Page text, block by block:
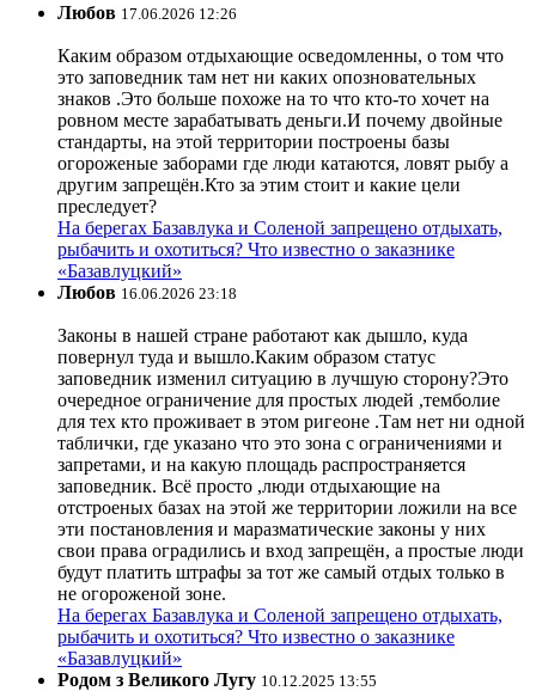
Любов 17.06.2026 12:26
Каким образом отдыхающие осведомленны, о том что
это заповедник там нет ни каких опозновательных
знаков .Это больше похоже на то что кто-то хочет на
ровном месте зарабатывать деньги.И почему двойные
стандарты, на этой территории построены базы
огороженые заборами где люди катаются, ловят рыбу а
другим запрещён.Кто за этим стоит и какие цели
преследует?
На берегах Базавлука и Соленой запрещено отдыхать,
рыбачить и охотиться? Что известно о заказнике
«Базавлуцкий»
Любов 16.06.2026 23:18
Законы в нашей стране работают как дышло, куда
повернул туда и вышло.Каким образом статус
заповедник изменил ситуацию в лучшую сторону?Это
очередное ограничение для простых людей ,темболие
для тех кто проживает в этом ригеоне .Там нет ни одной
таблички, где указано что это зона с ограничениями и
запретами, и на какую площадь распространяется
заповедник. Всё просто ,люди отдыхающие на
отстроеных базах на этой же территории ложили на все
эти постановления и маразматические законы у них
свои права оградились и вход запрещён, а простые люди
будут платить штрафы за тот же самый отдых только в
не огороженой зоне.
На берегах Базавлука и Соленой запрещено отдыхать,
рыбачить и охотиться? Что известно о заказнике
«Базавлуцкий»
Родом з Великого Лугу 10.12.2025 13:55